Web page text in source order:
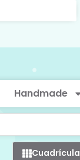
Handmade
Cuadrícula